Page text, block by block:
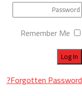
Remember Me
Forgotten Password?